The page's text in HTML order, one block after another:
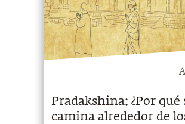
Pradakshina: ¿Por qué
camina alrededor de